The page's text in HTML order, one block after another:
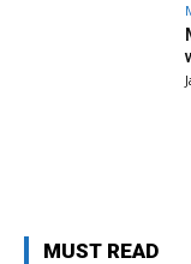
MUST READ